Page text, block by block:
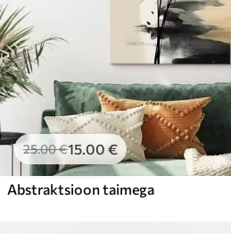
25.00€15.00 €
Abstraktsioon taimega